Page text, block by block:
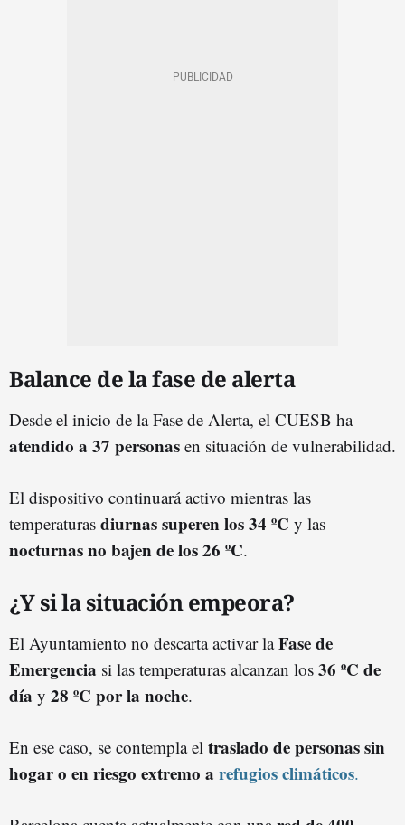
Balance de la fase de alerta
Desde el inicio de la Fase de Alerta, el CUESB ha
atendido a 37 personas en situación de vulnerabilidad.
El dispositivo continuará activo mientras las
temperaturas diurnas superen los 34 ºC y las
nocturnas no bajen de los 26 ºC.
¿Y si la situación empeora?
El Ayuntamiento no descarta activar laFase de
Emergencia si las temperaturas alcanzan los 36 ºC de
día y 28 ºC por la noche.
En ese caso, se contempla el traslado de personas sin
hogar o en riesgo extremo a refugios climáticos.